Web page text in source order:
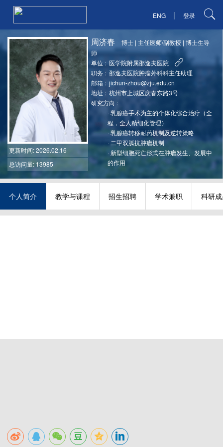
ENG | 登录
更新时间: 2026.02.16
总访问量: 13985
周济春 博士 | 主任医师/副教授 |博士生导
师
单位 : 医学院附属邵逸夫医院
职务 : 邵逸夫医院肿瘤外科科主任助理
邮箱 : jichun-zhou@zju.edu.cn
地址 : 杭州市上城区庆春东路3号
研究方向 :
·乳腺癌手术为主的个体化综合治疗（全
程，全人精细化管理）
·乳腺癌转移耐药机制及逆转策略
· 二甲双胍抗肿瘤机制
·新型细胞死亡形式在肿瘤发生、发展中
的作用
个人简介 教学与课程 招生招聘 学术兼职 科研